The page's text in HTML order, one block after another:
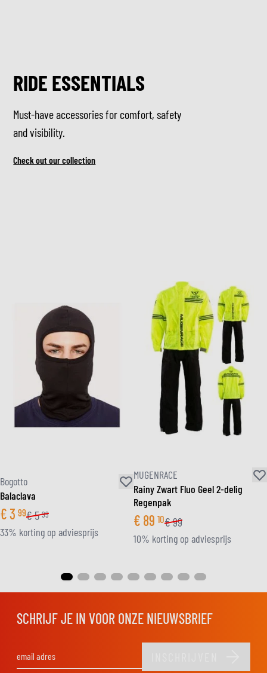
RIDE ESSENTIALS
Must-have accessories for comfort, safety
and visibility.
Check out our collection
Bogotto
Balaclava
€3 99€5 99
33% korting op adviesprijs
MUGENRACE
Rainy Zwart Fluo Geel 2-delig
Regenpak
€ 89 10€99
10% korting op adviesprijs
SCHRIJF JE IN VOOR ONZE NIEUWSBRIEF